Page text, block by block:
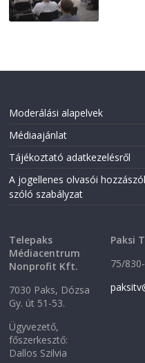
Moderálási alapelvek
Médiaajánlat
Tájékoztató adatkezelésről
A jogellenes olvasói
szóló szabályzat
Telepaks
Médiacentrum
Nonprofit Kft.
7030 Paks, Dózsa
Gy. út 51-53.
Ügyvezető,
főszerkesztő:
Dallos Szilvia
Paksi
75/